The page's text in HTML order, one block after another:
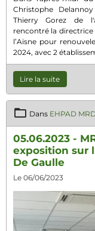
Christophe
Thierry Gorez de
rencontré la
l’Aisne pour
2024, avec 2
Lire la suite
Dans EHPAD
05.06.2023 -
exposition sur
De Gaulle
Le 06/06/2023